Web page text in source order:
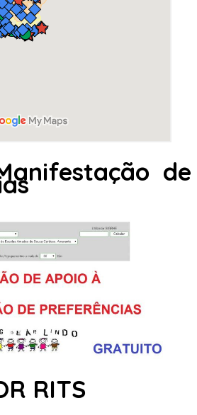
de
RITS